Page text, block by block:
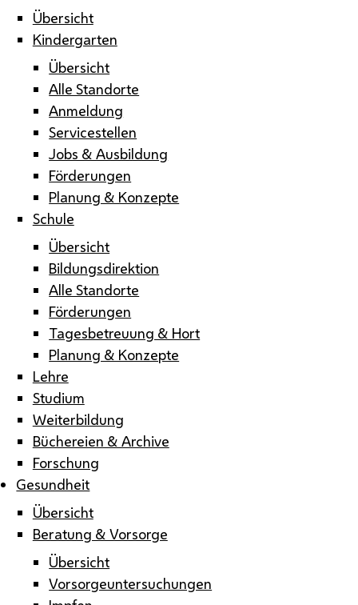
Übersicht
Kindergarten
Übersicht
Alle Standorte
Anmeldung
Servicestellen
Jobs & Ausbildung
Förderungen
Planung & Konzepte
Schule
Übersicht
Bildungsdirektion
Alle Standorte
Förderungen
Tagesbetreuung & Hort
Planung & Konzepte
Lehre
Studium
Weiterbildung
Büchereien & Archive
Forschung
Gesundheit
Übersicht
Beratung & Vorsorge
Übersicht
Vorsorgeuntersuchungen